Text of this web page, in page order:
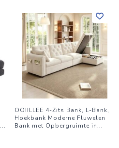
...
OOIILLEE 4-Zits Bank, L-Bank,
Hoekbank Moderne Fluwelen
Bank met Opbergruimte in...